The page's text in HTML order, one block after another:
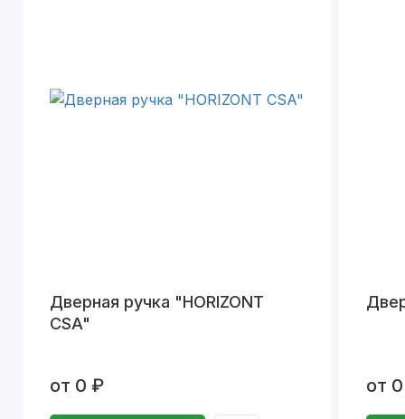
Дверная ручка "HORIZONT
CSA"
от 0 ₽ от